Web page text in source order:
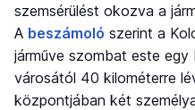
szemsérülést okozva a
A beszámoló szerint a
járműve szombat este
városától 40 kilométerre
központjában két